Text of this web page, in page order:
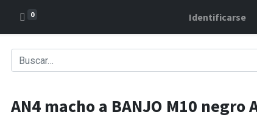
0 Identificarse
AN4 macho a BANJO M10 negro